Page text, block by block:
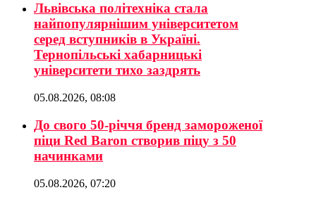
Львівська політехніка стала
найпопулярнішим університетом
серед вступників в Україні.
Тернопільські хабарницькі
університети тихо заздрять
05.08.2026, 08:08
До свого 50-річчя бренд замороженої
піци Red Baron створив піцу з 50
начинками
05.08.2026, 07:20